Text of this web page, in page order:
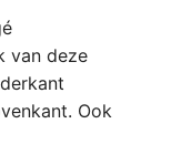
van deze
Ook